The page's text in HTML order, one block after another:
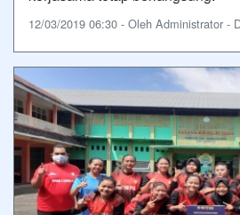
12/03/2019 06:30 - Oleh Administrator -